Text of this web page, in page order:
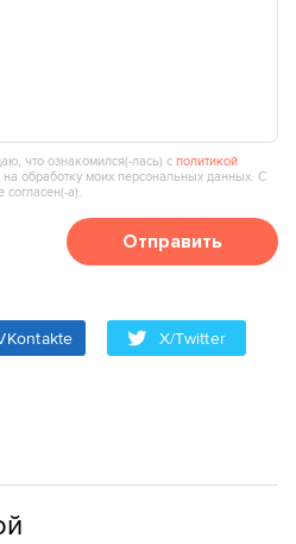
что ознакомился(‑лась) сполитикой
обработку моих персональных данных. С
согласен(‑а).
Отправить
X/Twitter